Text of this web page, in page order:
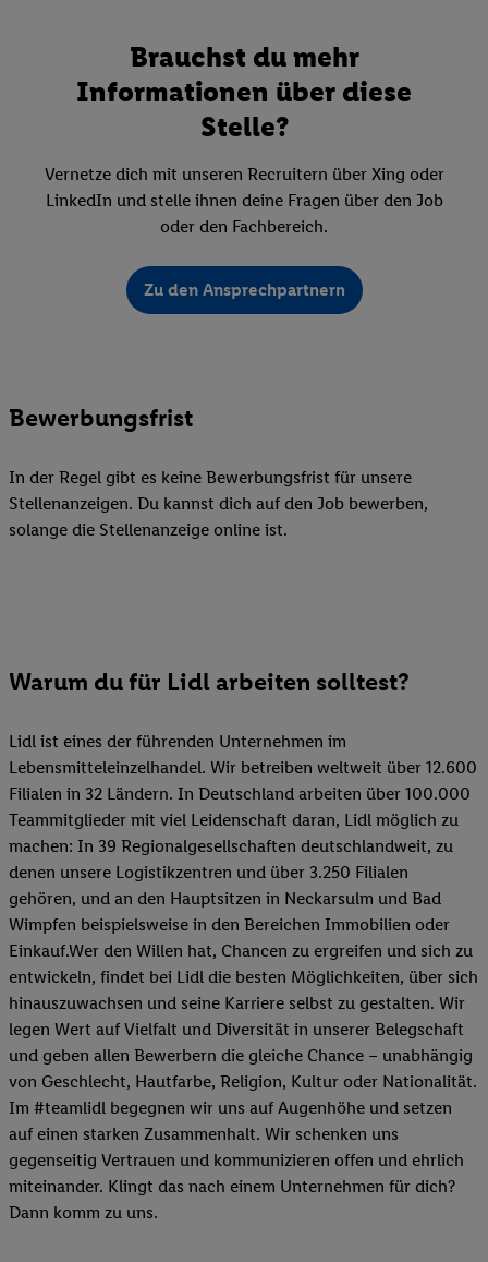
Brauchst du mehr
Informationen über diese
Stelle?
Vernetze dich mit unseren Recruitern über Xing oder
LinkedIn und stelle ihnen deine Fragen über den Job
oder den Fachbereich.
Zu den Ansprechpartnern
Bewerbungsfrist
In der Regel gibt es keine Bewerbungsfrist für unsere
Stellenanzeigen. Du kannst dich auf den Job bewerben,
solange die Stellenanzeige online ist.
Warum du für Lidl arbeiten solltest?
Lidl ist eines der führenden Unternehmen im
Lebensmitteleinzelhandel. Wir betreiben weltweit über 12.600
Filialen in 32 Ländern. In Deutschland arbeiten über 100.000
Teammitglieder mit viel Leidenschaft daran, Lidl möglich zu
machen: In 39 Regionalgesellschaften deutschlandweit, zu
denen unsere Logistikzentren und über 3.250 Filialen
gehören, und an den Hauptsitzen in Neckarsulm und Bad
Wimpfen beispielsweise in den Bereichen Immobilien oder
Einkauf.Wer den Willen hat, Chancen zu ergreifen und sich zu
entwickeln, findet bei Lidl die besten Möglichkeiten, über sich
hinauszuwachsen und seine Karriere selbst zu gestalten. Wir
legen Wert auf Vielfalt und Diversität in unserer Belegschaft
und geben allen Bewerbern die gleiche Chance – unabhängig
von Geschlecht, Hautfarbe, Religion, Kultur oder Nationalität.
Im #teamlidl begegnen wir uns auf Augenhöhe und setzen
auf einen starken Zusammenhalt. Wir schenken uns
gegenseitig Vertrauen und kommunizieren offen und ehrlich
miteinander. Klingt das nach einem Unternehmen für dich?
Dann komm zu uns.​